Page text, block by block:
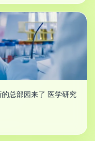
总部园来了 医学研究